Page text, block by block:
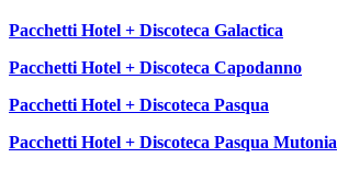
Pacchetti Hotel + Discoteca Galactica
Pacchetti Hotel + Discoteca Capodanno
Pacchetti Hotel + Discoteca Pasqua
Pacchetti Hotel + Discoteca Pasqua Mutonia